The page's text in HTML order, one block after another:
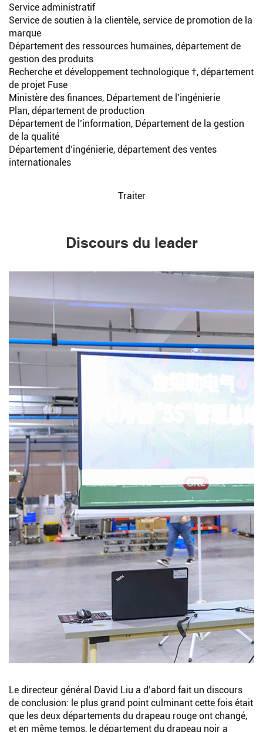
Service administratif
Service de soutien à la clientèle, service de promotion de la
marque
Département des ressources humaines, département de
gestion des produits
Recherche et développement technologique †, département
de projet Fuse
Ministère des finances, Département de l’ingénierie
Plan, département de production
Département de l’information, Département de la gestion
de la qualité
Département d’ingénierie, département des ventes
internationales
Traiter
Discours du leader
Le directeur général David Liu a d’abord fait un discours
de conclusion: le plus grand point culminant cette fois était
que les deux départements du drapeau rouge ont changé,
et en même temps, le département du drapeau noir a